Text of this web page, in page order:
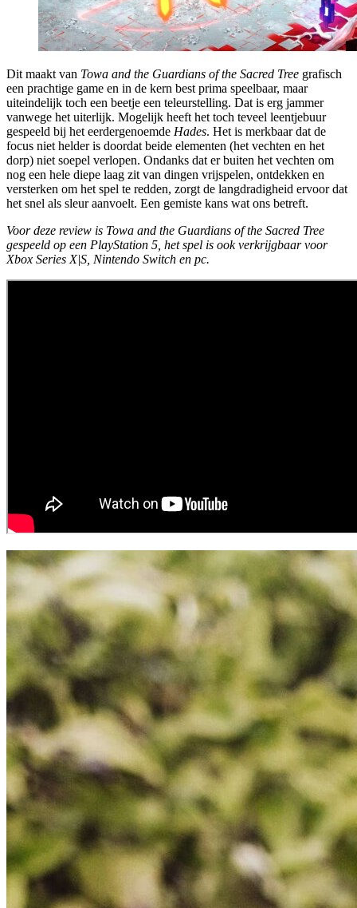
Dit maakt van Towa and the Guardians of the Sacred Tree grafisch
een prachtige game en in de kern best prima speelbaar, maar
uiteindelijk toch een beetje een teleurstelling. Dat is erg jammer
vanwege het uiterlijk. Mogelijk heeft het toch teveel leentjebuur
gespeeld bij het eerdergenoemde Hades. Het is merkbaar dat de
focus niet helder is doordat beide elementen (het vechten en het
dorp) niet soepel verlopen. Ondanks dat er buiten het vechten om
nog een hele diepe laag zit van dingen vrijspelen, ontdekken en
versterken om het spel te redden, zorgt de langdradigheid ervoor dat
het snel als sleur aanvoelt. Een gemiste kans wat ons betreft.
Voor deze review is Towa and the Guardians of the Sacred Tree
gespeeld op een PlayStation 5, het spel is ook verkrijgbaar voor
Xbox Series X|S, Nintendo Switch en pc.